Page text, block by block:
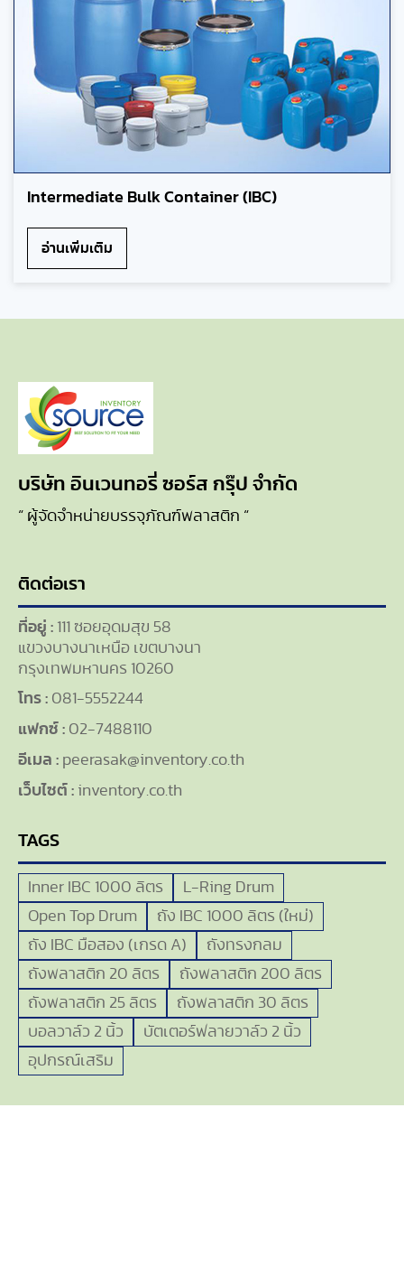
Intermediate Bulk Container (IBC)
อ่านเพิ่มเติม
บริษัท อินเวนทอรี่ ซอร์ส กรุ๊ป จำกัด
“ ผู้จัดจำหน่ายบรรจุภัณฑ์พลาสติก “
ติดต่อเรา
ที่อยู่ : 111 ซอยอุดมสุข 58
แขวงบางนาเหนือ เขตบางนา
กรุงเทพมหานคร 10260
โทร : 081-5552244
แฟกซ์ : 02-7488110
อีเมล : peerasak@inventory.co.th
เว็บไซต์ : inventory.co.th
TAGS
Inner IBC 1000 ลิตร
L-Ring Drum
Open Top Drum
ถัง IBC 1000 ลิตร (ใหม่)
ถัง IBC มือสอง (เกรด A)
ถังทรงกลม
ถังพลาสติก 20 ลิตร
ถังพลาสติก 200 ลิตร
ถังพลาสติก 25 ลิตร
ถังพลาสติก 30 ลิตร
บอลวาล์ว 2 นิ้ว
บัตเตอร์ฟลายวาล์ว 2 นิ้ว
อุปกรณ์เสริม